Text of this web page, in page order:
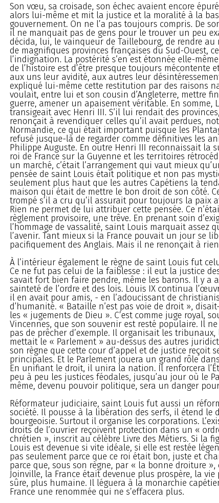
Son vœu, sa croisade, son échec avaient encore
alors lui-même et mit la justice et la moralité à la
gouvernement. On ne l’a pas toujours compris. De
il ne manquait pas de gens pour le trouver un peu
décida, lui, le vainqueur de Taillebourg, de rendre au
de magnifiques provinces françaises du Sud-Ouest,
l’indignation. La postérité s’en est étonnée elle-
de l’histoire est d’être presque toujours mécontente
aux uns leur avidité, aux autres leur
expliqué lui-même cette restitution par des raisons
voulait, entre lui et son cousin d’Angleterre, mettre
guerre, amener un apaisement véritable. En somme,
transigeait avec Henri III. S’il lui rendait des
renonçait à revendiquer celles qu’il avait perdues,
Normandie, ce qui était important puisque les
refusé jusque-là de regarder comme définitives les
Philippe Auguste. En outre Henri III reconnaissait la
roi de France sur la Guyenne et les territoires
un marché, c’était l’arrangement qui vaut mieux
pensée de saint Louis était politique et non pas
seulement plus haut que les autres Capétiens la
maison qui était de mettre le bon droit de son côté.
trompé s’il a cru qu’il assurait pour toujours la paix
Rien ne permet de lui attribuer cette pensée. Ce
règlement provisoire, une trêve. En prenant soin
l’hommage de vassalité, saint Louis marquait assez
l’avenir. Tant mieux si la France pouvait un jour se
pacifiquement des Anglais. Mais il ne renonçait à
À l’intérieur également le règne de saint Louis fut
Ce ne fut pas celui de la faiblesse : il eut la justice
savait fort bien faire pendre, même les barons. Il y a
sainteté de l’ordre et des lois. Louis IX continua
il en avait pour amis, - en l’adoucissant de
d’humanité. « Bataille n’est pas voie de droit »,
les « jugements de Dieu ». C’est comme juge royal,
Vincennes, que son souvenir est resté populaire. Il
pas de prêcher d’exemple. Il organisait les
mettait le « Parlement » au-dessus des autres
son règne que cette cour d’appel et de justice reçoit
principales. Et le Parlement jouera un grand rôle
En unifiant le droit, il unira la nation. Il renforcera
peu à peu les justices féodales, jusqu’au jour où le
même, devenu pouvoir politique, sera un danger
Réformateur judiciaire, saint Louis fut aussi un
société. Il pousse à la libération des serfs, il étend le
bourgeoisie. Surtout il organise les corporations.
droits de l’ouvrier reçoivent protection dans un «
chrétien », inscrit au célèbre Livre des Métiers. Si la
Louis est devenue si vite idéale, si elle est restée
pas seulement parce que ce roi était bon, juste et
parce que, sous son règne, par « la bonne droiture
Joinville, la France était devenue plus prospère, la
sûre, plus humaine. Il léguera à la monarchie
France une renommée qui ne s’effacera plus.